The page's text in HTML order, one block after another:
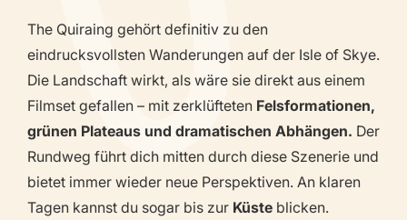
The Quiraing gehört definitiv zu den
eindrucksvollsten Wanderungen auf der Isle of Skye.
Die Landschaft wirkt, als wäre sie direkt aus einem
Filmset gefallen – mit zerklüfteten Felsformationen,
grünen Plateaus und dramatischen Abhängen. Der
Rundweg führt dich mitten durch diese Szenerie und
bietet immer wieder neue Perspektiven. An klaren
Tagen kannst du sogar bis zur Küste blicken.